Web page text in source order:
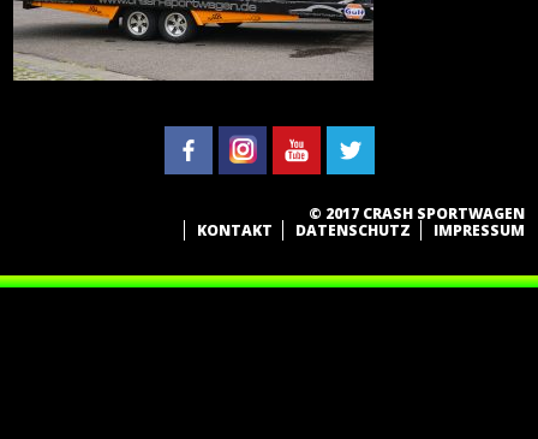
© 2017 CRASH SPORTWAGEN
KONTAKT
DATENSCHUTZ IMPRESSUM